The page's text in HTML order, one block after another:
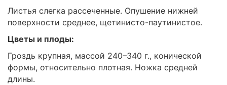
Листья слегка рассеченные. Опушение нижней
поверхности среднее, щетинисто-паутинистое.
Цветы и плоды:
Гроздь крупная, массой 240–340 г., конической
формы, относительно плотная. Ножка средней
длины.